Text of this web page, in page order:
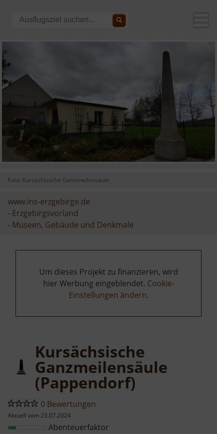
Foto: Kursächsische Ganzmeilensäule
www.ins-erzgebirge.de
- Erzgebirgsvorland
- Museen, Gebäude und Denkmale
Um dieses Projekt zu finanzieren, wird
hier Werbung eingeblendet. Cookie-
Einstellungen ändern.
Kursächsische
Ganzmeilensäule
(Pappendorf)
0 Bewertungen
Aktuell vom 23.07.2024
Abenteuerfaktor